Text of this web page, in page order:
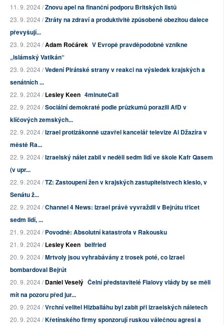
11. 9. 2024 /Znovu apel na finanční podporu Britských listů
23. 9. 2024 /Ztráty na zdraví a produktivitě způsobené obezitou dalece
převyšují...
23. 9. 2024 /Adam Ročárek V Evropě pravděpodobně vznikne
„islámský Vatikán“
23. 9. 2024 /Vedení Pirátské strany v reakci na výsledek krajských a
senátních ...
22. 9. 2024 /Lesley Keen 4minuteCall
22. 9. 2024 /Sociální demokraté podle průzkumů porazili AfD v
klíčových zemských...
22. 9. 2024 /Izrael protizákonně uzavřel kancelář televize Al Džazíra v
městě Ra...
22. 9. 2024 /Izraelský nálet zabil v neděli sedm lidí ve škole Kafr Qasem
(v upr...
22. 9. 2024 /TZ: Zastoupení žen v krajských zastupitelstvech kleslo, v
Senátu ž...
22. 9. 2024 /Channel 4 News: Izrael právě vyvraždil v Bejrútu třicet
sedm lidí, ...
21. 9. 2024 /Povodně: Absolutní katastrofa v Rakousku
21. 9. 2024 /Lesley Keen belfried
20. 9. 2024 /Mrtvoly jsou vyhrabávány z trosek poté, co Izrael
bombardoval Bejrút
20. 9. 2024 /Daniel Veselý Čelní představitelé Fialovy vlády by se měli
mít na pozoru před jur...
20. 9. 2024 /Vrchní velitel Hizballáhu byl zabit při izraelských náletech
20. 9. 2024 /Křetínského firmy sponzorují ruskou válečnou agresi a